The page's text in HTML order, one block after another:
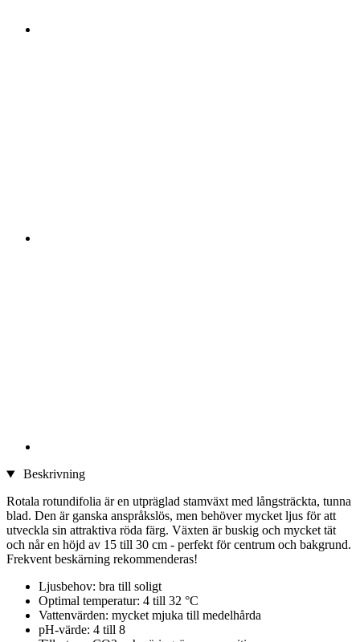
Beskrivning
Rotala rotundifolia är en utpräglad stamväxt med långsträckta, tunna
blad. Den är ganska anspråkslös, men behöver mycket ljus för att
utveckla sin attraktiva röda färg. Växten är buskig och mycket tät
och når en höjd av 15 till 30 cm - perfekt för centrum och bakgrund.
Frekvent beskärning rekommenderas!
Ljusbehov: bra till soligt
Optimal temperatur: 4 till 32 °C
Vattenvärden: mycket mjuka till medelhårda
pH-värde: 4 till 8